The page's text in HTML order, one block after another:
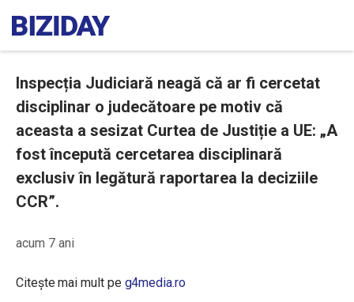
Inspecția Judiciară neagă că ar fi cercetat
disciplinar o judecătoare pe motiv că
aceasta a sesizat Curtea de Justiție a UE: „A
fost începută cercetarea disciplinară
exclusiv în legătură raportarea la deciziile
CCR”.
acum 7 ani
Citește mai mult pe g4media.ro